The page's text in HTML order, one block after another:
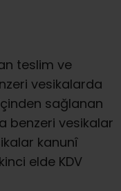
teslim ve
vesikalarda
sağlanan
benzeri vesikalar
kanunî
elde KDV